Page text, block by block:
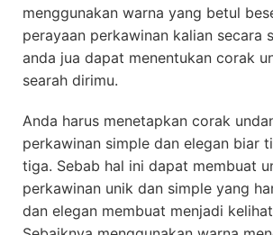
menggunakan warna yang betul
perayaan perkawinan kalian secara
anda jua dapat menentukan corak
searah dirimu.
Anda harus menetapkan corak
perkawinan simple dan elegan biar
tiga. Sebab hal ini dapat membuat
perkawinan unik dan simple yang
dan elegan membuat menjadi